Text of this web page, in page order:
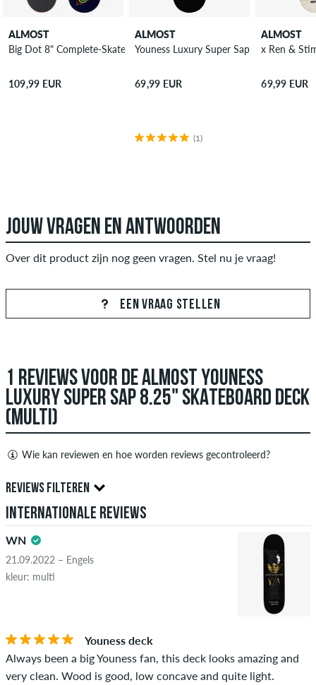
ALMOST
Big Dot 8" Complete-Skateboard
109,99 EUR
ALMOST
Youness Luxury Super Sap 8.25"
69,99 EUR
(1)
ALMOST
x Ren &
69,99 EUR
JOUW VRAGEN EN ANTWOORDEN
Over dit product zijn nog geen vragen. Stel nu je vraag!
EEN VRAAG STELLEN
1 REVIEWS VOOR DE ALMOST YOUNESS
LUXURY SUPER SAP 8.25" SKATEBOARD DECK
(MULTI)
Wie kan reviewen en hoe worden reviews gecontroleerd?
Alleen mensen met een skatedeluxe klant account kunnen
reviews aanmaken. Ze worden gepubliceerd na onze controle.
We publiceren zowel positieve als negatieve recensies.
Recensies met beledigende of obscene inhoud en recensies
die de toepasselijke wetgeving of auteursrechten schenden
en die spam en advertenties van derden bevatten, worden
niet gepubliceerd. De sterbeoordeling van een item geeft het
Als de recensie afkomstig is van een persoon die dit artikel
daadwerkelijk heeft gekocht, kun je dit zien aan het groene
vinkje naast de naam met de woorden "geverifieerde
REVIEWS FILTEREN
5.0
Internationale reviews
WN
21.09.2022 – Engels
kleur: multi
Youness deck
Always been a big Youness fan, this deck looks amazing and
very clean. Wood is good, low concave and quite light.